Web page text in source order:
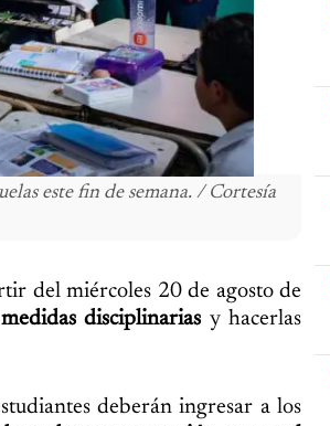
este fin de semana. / Cortesía
del miércoles 20 de agosto de
medidas disciplinarias y hacerlas
deberán ingresar a los